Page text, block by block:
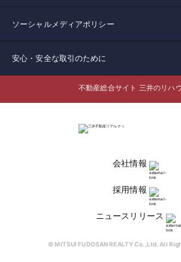
ソーシャルメディアポリシー
安心・安全な取引のために
不動産総合サイト 三井のリハ
会社情報
採用情報
ニュースリリース
© MITSUI FUDOSAN REALTY Co.,Ltd. All